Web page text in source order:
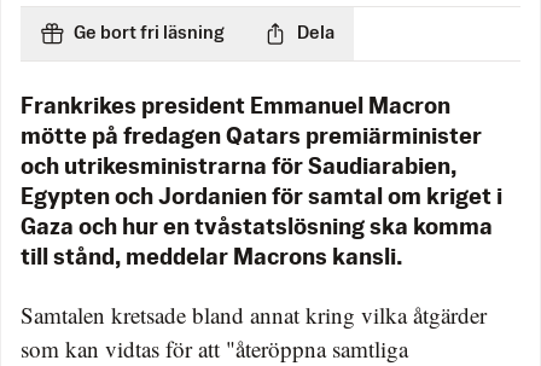
Ge bort fri läsning Dela
Frankrikes president Emmanuel Macron
mötte på fredagen Qatars premiärminister
och utrikesministrarna för Saudiarabien,
Egypten och Jordanien för samtal om kriget i
Gaza och hur en tvåstatslösning ska komma
till stånd, meddelar Macrons kansli.
Samtalen kretsade bland annat kring vilka åtgärder
som kan vidtas för att "återöppna samtliga